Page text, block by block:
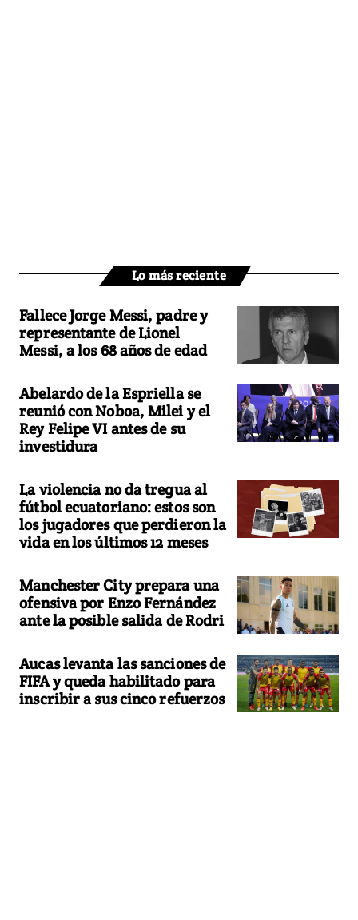
Lo más reciente
Fallece Jorge Messi, padre y
representante de Lionel
Messi, a los 68 años de edad
Abelardo de la Espriella se
reunió con Noboa, Milei y el
Rey Felipe VI antes de su
investidura
La violencia no da tregua al
fútbol ecuatoriano: estos son
los jugadores que perdieron la
vida en los últimos 12 meses
Manchester City prepara una
ofensiva por Enzo Fernández
ante la posible salida de Rodri
Aucas levanta las sanciones de
FIFA y queda habilitado para
inscribir a sus cinco refuerzos